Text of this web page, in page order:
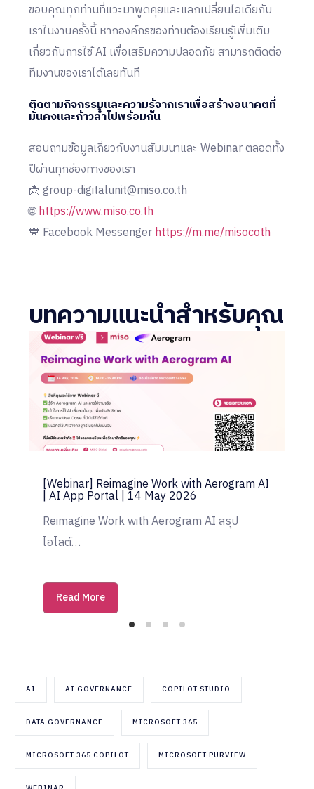
ขอบคุณทุกท่านที่แวะมาพูดคุยและแลกเปลี่ยนไอเดียกับ
เราในงานครั้งนี้ หากองค์กรของท่านต้องเรียนรู้เพิ่มเติม
เกี่ยวกับการใช้ AI เพื่อเสริมความปลอดภัย สามารถติดต่อ
ทีมงานของเราได้เลยทันที
ติดตามกิจกรรมและความรู้จากเราเพื่อสร้างอนาคตที่
มั่นคงและก้าวล้ำไปพร้อมกัน
สอบถามข้อมูลเกี่ยวกับงานสัมมนาและ Webinar ตลอดทั้ง
ปีผ่านทุกช่องทางของเรา
📩 group-digitalunit@miso.co.th
🌐https://www.miso.co.th
💙 Facebook Messengerhttps://m.me/misocoth
บทความแนะนำสำหรับคุณ
[Webinar] Reimagine Work with Aerogram AI
| AI App Portal | 14 May 2026
Reimagine Work with Aerogram AI สรุป
ไฮไลต์…
Read More
[Exhibition] MFEC Inspire 2026 | 25 Mar
2026
MISO Digital ร่วมงาน MFEC Inspire 2026…
AI AI GOVERNANCE COPILOT STUDIO
DATA GOVERNANCE MICROSOFT 365
MICROSOFT 365 COPILOT MICROSOFT PURVIEW